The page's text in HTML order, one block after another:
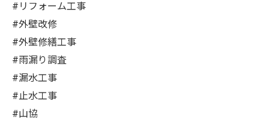
#リフォーム工事
#外壁改修
#外壁修繕工事
#雨漏り調査
#漏水工事
#止水工事
#山協